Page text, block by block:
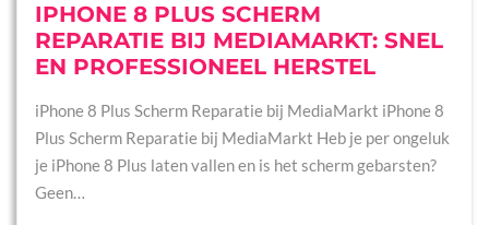
IPHONE 8 PLUS SCHERM
REPARATIE BIJ MEDIAMARKT: SNEL
EN PROFESSIONEEL HERSTEL
iPhone 8 Plus Scherm Reparatie bij MediaMarkt iPhone 8
Plus Scherm Reparatie bij MediaMarkt Heb je per ongeluk
je iPhone 8 Plus laten vallen en is het scherm gebarsten?
Geen…